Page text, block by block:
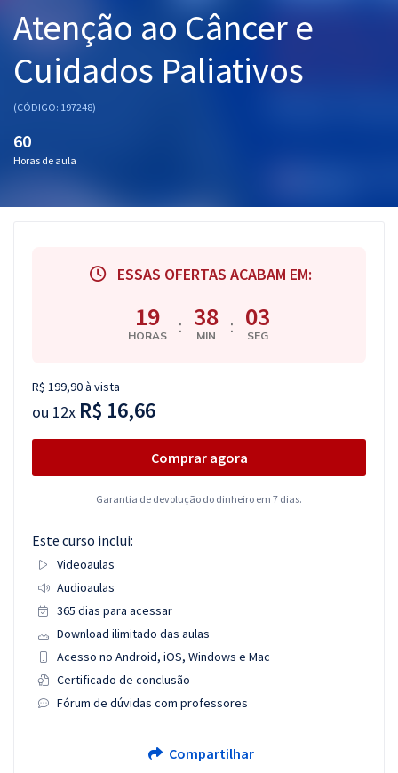
Pós
OAB
Mentorias
Atenção ao Câncer e
Cuidados Paliativos
(CÓDIGO: 197248)
60
Horas de aula
ESSAS OFERTAS ACABAM EM:
19
HORAS : 38
MIN : 03
SEG
R$ 199,90 à vista
ou 12x R$ 16,66
Comprar agora
Garantia de devolução do dinheiro em 7 dias.
Este curso inclui:
Videoaulas
Audioaulas
365 dias para acessar
Download ilimitado das aulas
Acesso no Android, iOS, Windows e Mac
Certificado de conclusão
Fórum de dúvidas com professores
Compartilhar